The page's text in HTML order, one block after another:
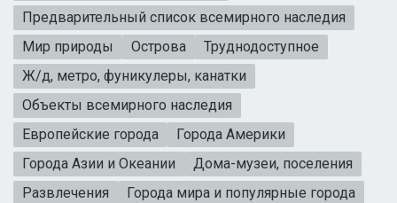
Предварительный список всемирного наследия
Мир природы
Острова
Труднодоступное
Ж/д, метро, фуникулеры, канатки
Объекты всемирного наследия
Европейские города
Города Америки
Города Азии и Океании
Дома-музеи, поселения
Развлечения
Города мира и популярные города